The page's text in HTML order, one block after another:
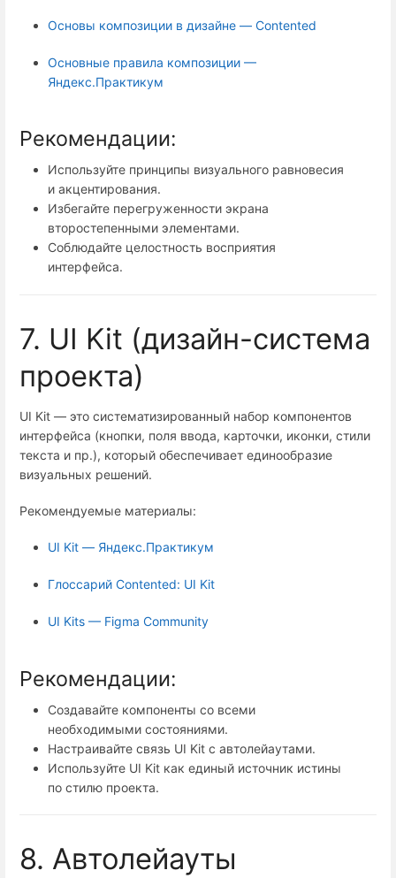
Основы композиции в дизайне — Contented
Основные правила композиции —
Яндекс.Практикум
Рекомендации:
Используйте принципы визуального равновесия
и акцентирования.
Избегайте перегруженности экрана
второстепенными элементами.
Соблюдайте целостность восприятия
интерфейса.
7. UI Kit (дизайн-система
проекта)
UI Kit — это систематизированный набор компонентов
интерфейса (кнопки, поля ввода, карточки, иконки, стили
текста и пр.), который обеспечивает единообразие
визуальных решений.
Рекомендуемые материалы:
UI Kit — Яндекс.Практикум
Глоссарий Contented: UI Kit
UI Kits — Figma Community
Рекомендации:
Создавайте компоненты со всеми
необходимыми состояниями.
Настраивайте связь UI Kit с автолейаутами.
Используйте UI Kit как единый источник истины
по стилю проекта.
8. Автолейауты